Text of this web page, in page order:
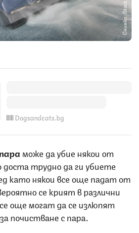
Снимка: iStock
Dogsandcats.bg
може да убие някои от
доста трудно да ги убиете
като някои все още падат от
се крият в различни
още могат да се излюпят
почистване с пара.